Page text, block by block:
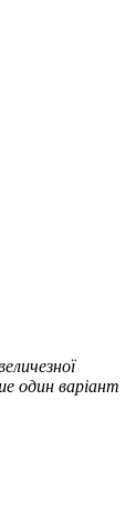
один варіант